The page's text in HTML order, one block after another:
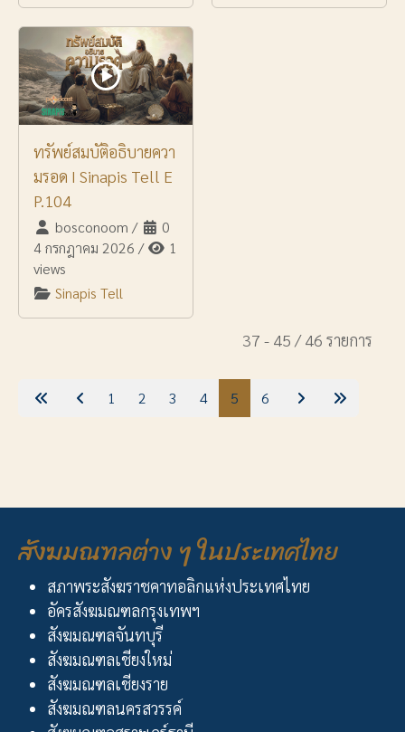
ทรัพย์สมบัติอธิบายควา
มรอด I Sinapis Tell E
P.104
bosconoom /
0
4 กรกฎาคม 2026 /
1
views
Sinapis Tell
37 - 45 / 46 รายการ
1 2 3 4 5 6
สังฆมณฑลต่าง ๆ ในประเทศไทย
สภาพระสังฆราชคาทอลิกแห่งประเทศไทย
อัครสังฆมณฑลกรุงเทพฯ
สังฆมณฑลจันทบุรี
สังฆมณฑลเชียงใหม่
สังฆมณฑลเชียงราย
สังฆมณฑลนครสวรรค์